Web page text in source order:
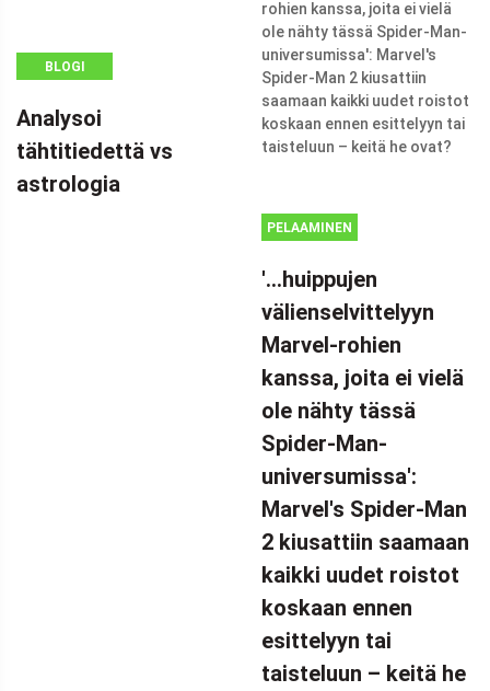
BLOGI
Analysoi
tähtitiedettä vs
astrologia
PELAAMINEN
'...huippujen
välienselvittelyyn
Marvel-rohien
kanssa, joita ei vielä
ole nähty tässä
Spider-Man-
universumissa':
Marvel's Spider-Man
2 kiusattiin saamaan
kaikki uudet roistot
koskaan ennen
esittelyyn tai
taisteluun – keitä he